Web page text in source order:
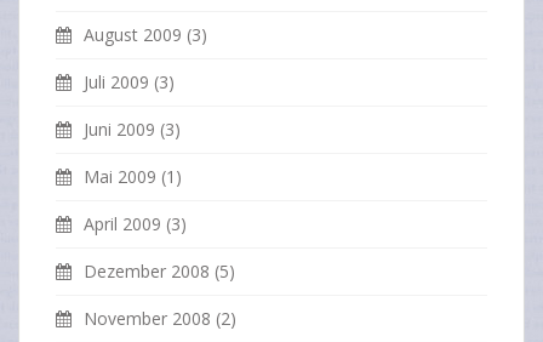
August 2009 (3)
Juli 2009 (3)
Juni 2009 (3)
Mai 2009 (1)
April 2009 (3)
Dezember 2008 (5)
November 2008 (2)